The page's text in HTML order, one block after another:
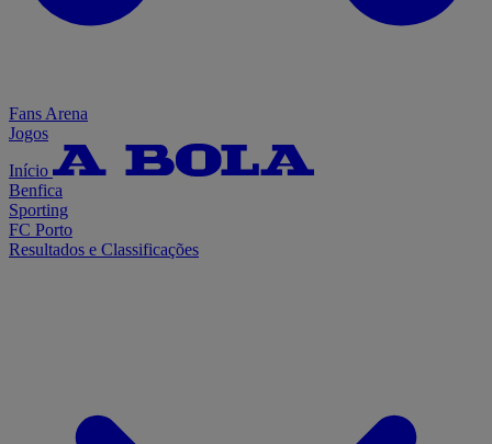
Fans Arena
Jogos
Início
Benfica
Sporting
FC Porto
Resultados e Classificações